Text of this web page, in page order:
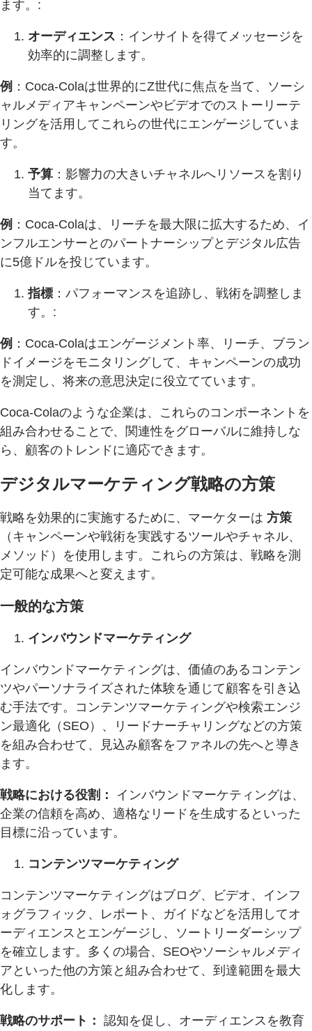
ます。:
オーディエンス ：インサイトを得てメッセージを
効率的に調整します。
例 ：Coca-Colaは世界的にZ世代に焦点を当て、ソーシ
ャルメディアキャンペーンやビデオでのストーリーテ
リングを活用してこれらの世代にエンゲージしていま
す。
予算 ：影響力の大きいチャネルへリソースを割り
当てます。
例 ：Coca-Colaは、リーチを最大限に拡大するため、イ
ンフルエンサーとのパートナーシップとデジタル広告
に5億ドルを投じています。
指標 ：パフォーマンスを追跡し、戦術を調整しま
す。:
例 ：Coca-Colaはエンゲージメント率、リーチ、ブラン
ドイメージをモニタリングして、キャンペーンの成功
を測定し、将来の意思決定に役立てています。
Coca-Colaのような企業は、これらのコンポーネントを
組み合わせることで、関連性をグローバルに維持しな
ら、顧客のトレンドに適応できます。
デジタルマーケティング戦略の方策
戦略を効果的に実施するために、マーケターは 方策
（キャンペーンや戦術を実践するツールやチャネル、
メソッド）を使用します。これらの方策は、戦略を測
定可能な成果へと変えます。
一般的な方策
インバウンドマーケティング
インバウンドマーケティングは、価値のあるコンテン
ツやパーソナライズされた体験を通じて顧客を引き込
む手法です。コンテンツマーケティングや検索エンジ
ン最適化（SEO）、リードナーチャリングなどの方策
を組み合わせて、見込み顧客をファネルの先へと導き
ます。
戦略における役割：
インバウンドマーケティングは、
企業の信頼を高め、適格なリードを生成するといった
目標に沿っています。
コンテンツマーケティング
コンテンツマーケティングはブログ、ビデオ、インフ
ォグラフィック、レポート、ガイドなどを活用してオ
ーディエンスとエンゲージし、ソートリーダーシップ
を確立します。多くの場合、SEOやソーシャルメディ
アといった他の方策と組み合わせて、到達範囲を最大
化します。
戦略のサポート： 認知を促し、オーディエンスを教育